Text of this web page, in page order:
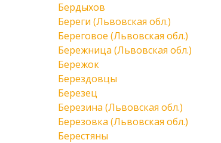
Бердыхов
Береги (Львовская обл.)
Береговое (Львовская обл.)
Бережница (Львовская обл.)
Бережок
Берездовцы
Березец
Березина (Львовская обл.)
Березовка (Львовская обл.)
Берестяны